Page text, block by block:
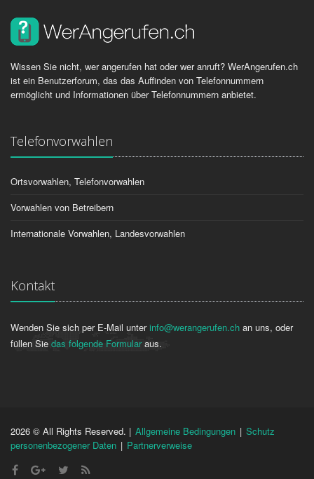
Wissen Sie nicht, wer angerufen hat oder wer anruft? WerAngerufen.ch
ist ein Benutzerforum, das das Auffinden von Telefonnummern
ermöglicht und Informationen über Telefonnummern anbietet.
Telefonvorwahlen
Ortsvorwahlen, Telefonvorwahlen
Vorwahlen von Betreibern
Internationale Vorwahlen, Landesvorwahlen
Kontakt
Wenden Sie sich per E-Mail unterinfo@werangerufen.ch an uns, oder
füllen Sie das folgende Formularaus.
2026 © All Rights Reserved. | Allgemeine Bedingungen | Schutz
personenbezogener Daten | Partnerverweise